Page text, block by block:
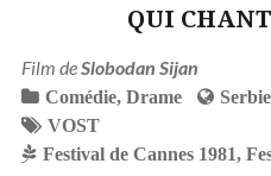
QUI
Film de Slobodan Sijan
Comédie, Drame Serbie
VOST
Festival de Cannes 1981,